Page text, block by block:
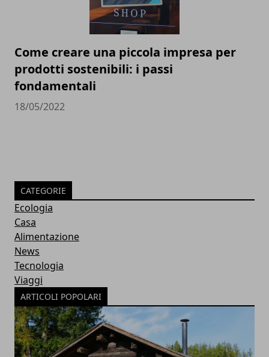
Come creare una piccola impresa per
prodotti sostenibili: i passi
fondamentali
18/05/2022
CATEGORIE
Ecologia
Casa
Alimentazione
News
Tecnologia
Viaggi
ARTICOLI POPOLARI